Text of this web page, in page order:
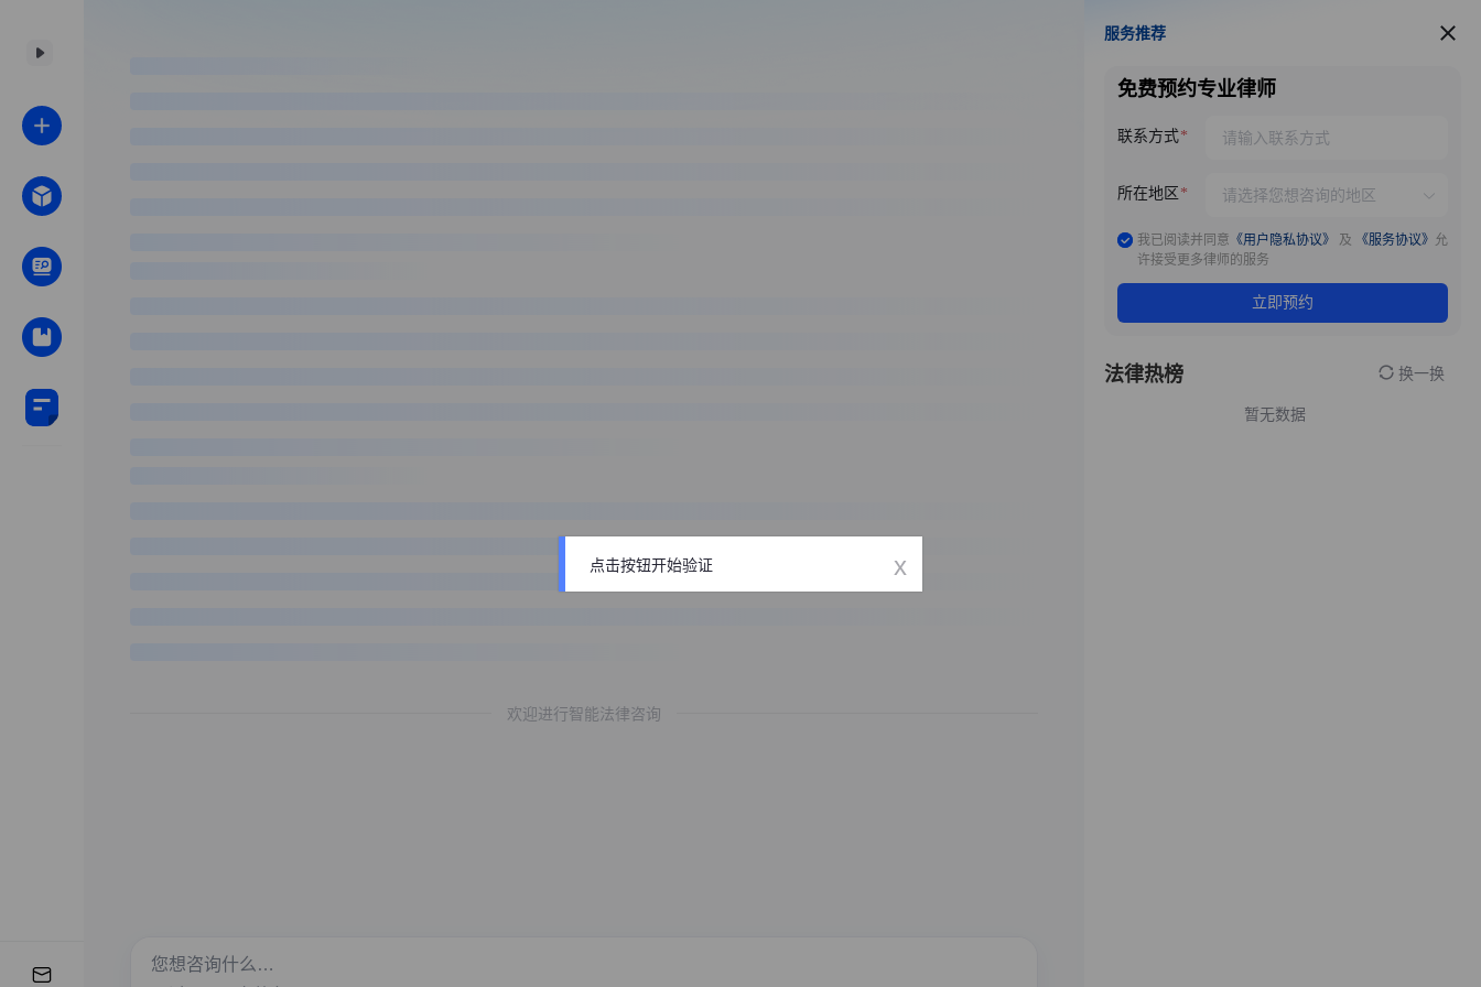
欢迎进行智能法律咨询
服务推荐
服务推荐
免费预约专业律师
联系方式
所在地区
我已阅读并同意 《用户隐私协议》 及 《服务协议》 允
许接受更多律师的服务
立即预约
法律热榜 换一换
暂无数据
点击按钮开始验证 x